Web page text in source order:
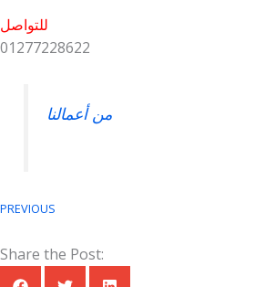
01277228622
من أعمالنا
PREVIOUS
Share the Post: